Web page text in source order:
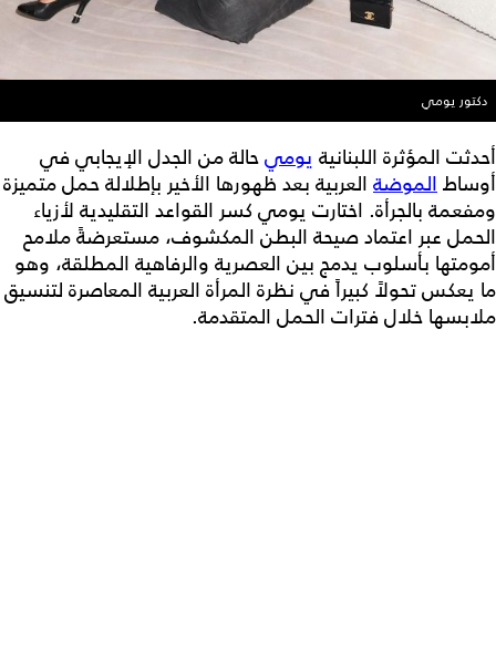
دكتور يومي
أحدثت المؤثرة اللبنانية يوميحالة من الجدل الإيجابي في
أوساطالموضة العربية بعد ظهورها الأخير بإطلالة حمل متميزة
ومفعمة بالجرأة. اختارت يومي كسر القواعد التقليدية لأزياء
الحمل عبر اعتماد صيحة البطن المكشوف، مستعرضةً ملامح
أمومتها بأسلوب يدمج بين العصرية والرفاهية المطلقة، وهو
ما يعكس تحولاً كبيراً في نظرة المرأة العربية المعاصرة لتنسيق
ملابسها خلال فترات الحمل المتقدمة.